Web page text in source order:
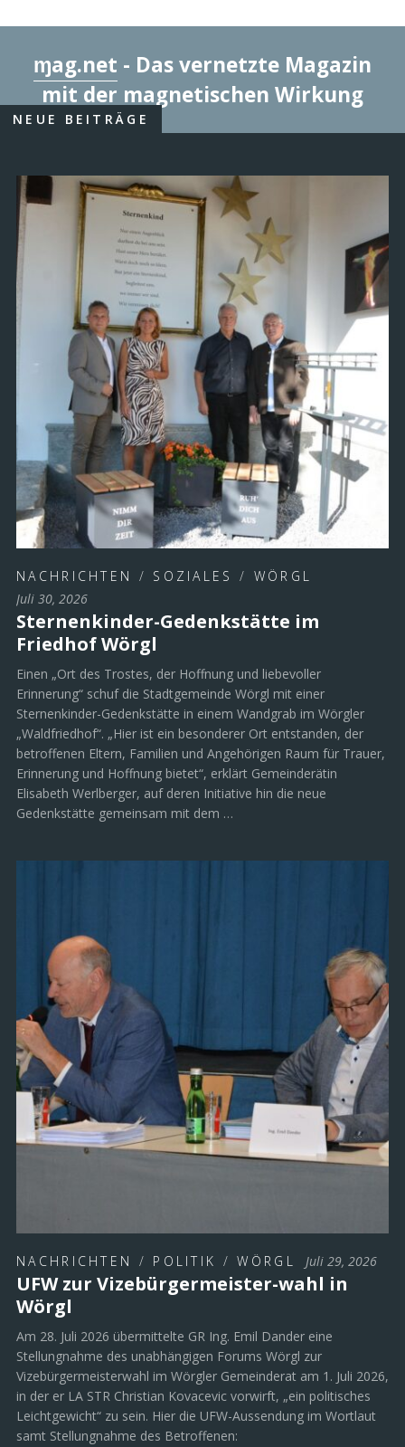
ɱag.net - Das vernetzte Magazin
mit der magnetischen Wirkung
NEUE BEITRÄGE
NACHRICHTEN / SOZIALES / WÖRGL
Juli 30, 2026
Sternenkinder-Gedenkstätte im
Friedhof Wörgl
Einen „Ort des Trostes, der Hoffnung und liebevoller
Erinnerung“ schuf die Stadtgemeinde Wörgl mit einer
Sternenkinder-Gedenkstätte in einem Wandgrab im Wörgler
„Waldfriedhof“. „Hier ist ein besonderer Ort entstanden, der
betroffenen Eltern, Familien und Angehörigen Raum für Trauer,
Erinnerung und Hoffnung bietet“, erklärt Gemeinderätin
Elisabeth Werlberger, auf deren Initiative hin die neue
Gedenkstätte gemeinsam mit dem …
NACHRICHTEN / POLITIK /WÖRGL Juli 29, 2026
UFW zur Vizebürgermeister-wahl in
Wörgl
Am 28. Juli 2026 übermittelte GR Ing. Emil Dander eine
Stellungnahme des unabhängigen Forums Wörgl zur
Vizebürgermeisterwahl im Wörgler Gemeinderat am 1. Juli 2026,
in der er LA STR Christian Kovacevic vorwirft, „ein politisches
Leichtgewicht“ zu sein. Hier die UFW-Aussendung im Wortlaut
samt Stellungnahme des Betroffenen: